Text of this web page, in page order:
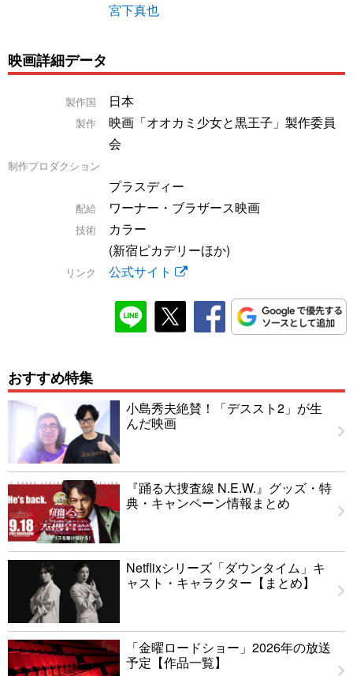
宮下真也
映画詳細データ
製作国 日本
製作
映画「オオカミ少女と黒王子」製作委員
会
制作プロダクション
プラスディー
配給 ワーナー・ブラザース映画
技術
カラー
(新宿ピカデリーほか)
リンク 公式サイト
おすすめ特集
小島秀夫絶賛！「デススト2」が生
んだ映画
『踊る大捜査線 N.E.W.』グッズ・特
典・キャンペーン情報まとめ
Netflixシリーズ「ダウンタイム」キ
ャスト・キャラクター【まとめ】
「金曜ロードショー」2026年の放送
予定【作品一覧】